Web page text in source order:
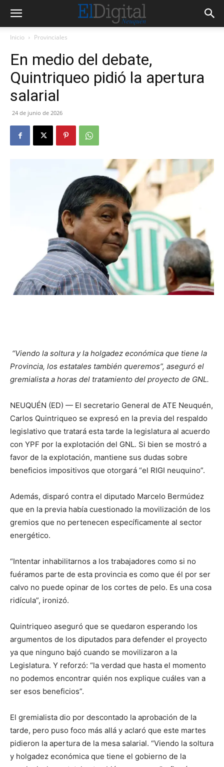
Inicio Provinciales
En medio del debate,
Quintriqueo pidió la apertura
salarial
24 de junio de 2026
“Viendo la soltura y la holgadez económica que tiene la
Provincia, los estatales también queremos”, aseguró el
gremialista a horas del tratamiento del proyecto de GNL.
NEUQUÉN (ED) — El secretario General de ATE Neuquén,
Carlos Quintriqueo se expresó en la previa del respaldo
legislativo que tratará esta tarde la legislatura al acuerdo
con YPF por la explotación del GNL. Si bien se mostró a
favor de la explotación, mantiene sus dudas sobre
beneficios impositivos que otorgará “el RIGI neuquino”.
Además, disparó contra el diputado Marcelo Bermúdez
que en la previa había cuestionado la movilización de los
gremios que no pertenecen específicamente al sector
energético.
“Intentar inhabilitarnos a los trabajadores como si no
fuéramos parte de esta provincia es como que él por ser
calvo no puede opinar de los cortes de pelo. Es una cosa
ridícula”, ironizó.
Quintriqueo aseguró que se quedaron esperando los
argumentos de los diputados para defender el proyecto
ya que ninguno bajó cuando se movilizaron a la
Legislatura. Y reforzó: “la verdad que hasta el momento
no podemos encontrar quién nos explique cuáles van a
ser esos beneficios”.
El gremialista dio por descontado la aprobación de la
tarde, pero puso foco más allá y aclaró que este martes
pidieron la apertura de la mesa salarial. “Viendo la soltura
y holgadez económica que tiene el gobierno de la